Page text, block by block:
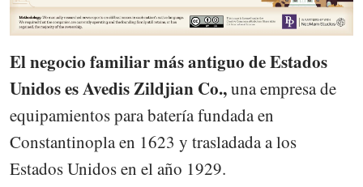
El negocio familiar más antiguo de Estados
Unidos es Avedis Zildjian Co.,una empresa de
equipamientos para batería fundada en
Constantinopla en 1623 y trasladada a los
Estados Unidos en el año 1929.